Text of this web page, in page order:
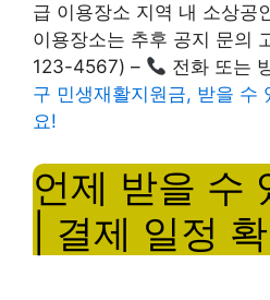
급 이용장소 지역 내 소상공
이용장소는 추후 공지 문의
123-4567) –
전화 또는
구 민생재활지원금, 받을 수
요!
언제 받을 수
| 결제 일정